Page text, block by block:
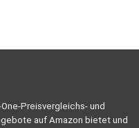
Preisvergleichs- und
auf Amazon bietet und